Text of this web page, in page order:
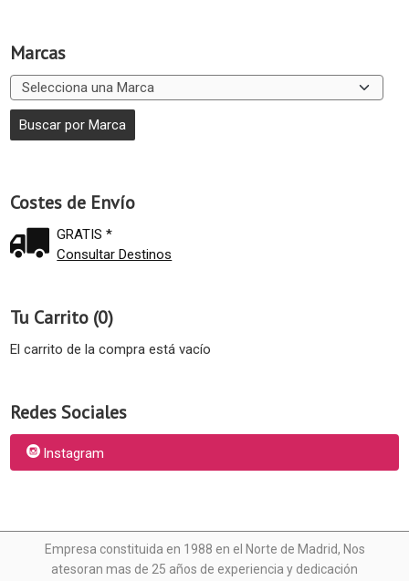
Marcas
Costes de Envío
GRATIS *
Consultar Destinos
Tu Carrito (0)
El carrito de la compra está vacío
Redes Sociales
Instagram
Empresa constituida en 1988 en el Norte de Madrid, Nos
atesoran mas de 25 años de experiencia y dedicación